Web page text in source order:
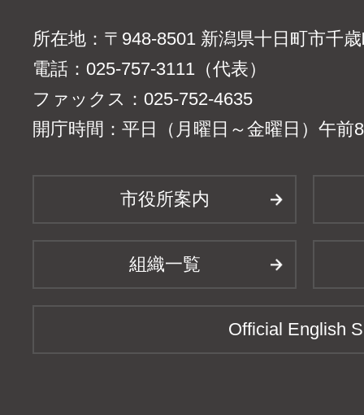
所在地：〒948-8501 新潟県十日町市千
電話：025-757-3111（代表）
ファックス：025-752-4635
開庁時間：平日（月曜日～金曜日）午前
市役所案内
組織一覧
Official English